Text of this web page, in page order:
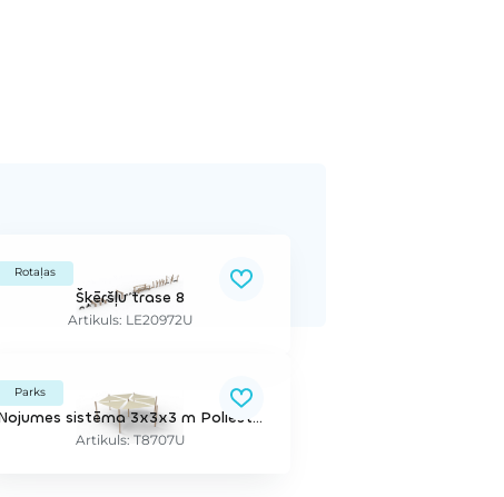
Rotaļas
Šķēršļu trase 8
Artikuls: LE20972U
Parks
Nojumes sistēma 3x3x3 m Poliestera saulessargi (6 gab.) ar 7 Robīnijas balstiem
Artikuls: T8707U